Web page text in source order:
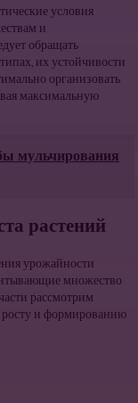
условия
и
обращать
их устойчивости
организовать
максимальную
мульчирования
растений
урожайности
множество
рассмотрим
и формированию